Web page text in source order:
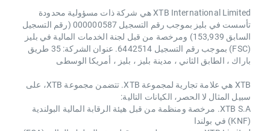
XTB International Limited هي شركة ذات مسؤولية محدودة
تأسست في بليز بموجب رقم التسجيل 000000587 (رقم التسجيل
السابق 153,939) ومرخصة من قبل لجنة الخدمات المالية في بليز
(FSC) بموجب رقم التسجيل 6442514. عنوان الشركة: 35 طريق
باراك ، الطابق الثاني ، مدينة بليز ، بليز ، أمريكا الوسطى
XTB هي علامة تجارية لمجموعة XTB. تتضمن مجموعة XTB، على
سبيل المثال لا الحصر، الكيانات التالية:
XTB S.A. مرخصة ومنظمة من قبل هيئة الرقابة المالية البولندية
(KNF) في بولندا